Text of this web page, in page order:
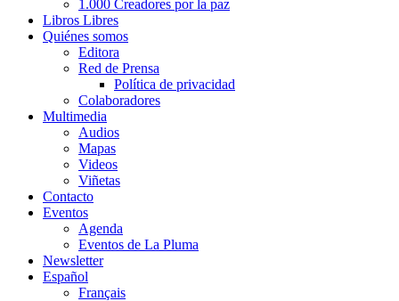
1.000 Creadores por la paz
Libros Libres
Quiénes somos
Editora
Red de Prensa
Política de privacidad
Colaboradores
Multimedia
Audios
Mapas
Videos
Viñetas
Contacto
Eventos
Agenda
Eventos de La Pluma
Newsletter
Español
Français